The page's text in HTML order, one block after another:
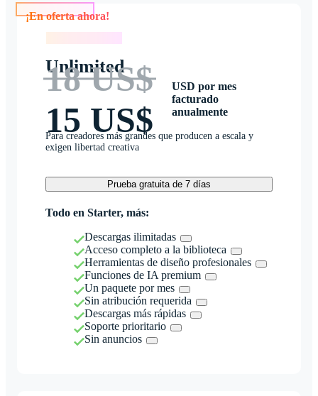
Unlimited
18 US$
15 US$
USD por mes
facturado
anualmente
Para creadores más grandes que producen a escala y
exigen libertad creativa
Prueba gratuita de 7 días
Todo en Starter, más:
Descargas ilimitadas
Acceso completo a la biblioteca
Herramientas de diseño profesionales
Funciones de IA premium
Un paquete por mes
Sin atribución requerida
Descargas más rápidas
Soporte prioritario
Sin anuncios